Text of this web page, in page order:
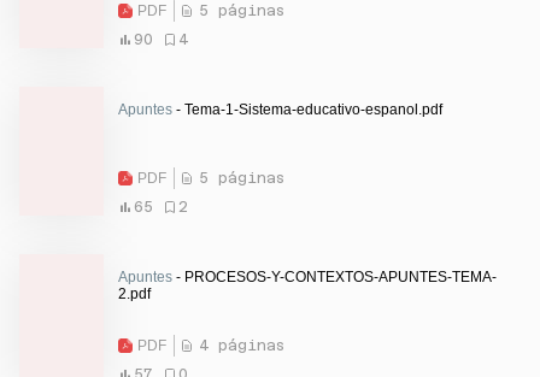
PDF
5 páginas
90
4
Apuntes - Tema-1-Sistema-educativo-espanol.pdf
PDF
5 páginas
65
2
Apuntes - PROCESOS-Y-CONTEXTOS-APUNTES-TEMA-
2.pdf
PDF
4 páginas